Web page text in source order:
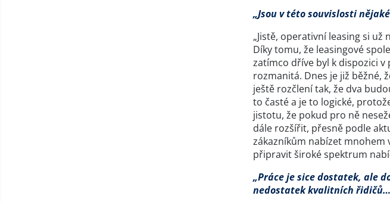
„Jsou v této souvislosti
„Jistě, operativní leasing si
Díky tomu, že leasingové
zatímco dříve byl k dispozici
rozmanitá. Dnes je již běžné,
ještě rozčlení tak, že dva
to časté a je to logické,
jistotu, že pokud pro ně
dále rozšířit, přesně podle
zákazníkům nabízet mnohem
připravit široké spektrum
„Práce je sice dostatek, ale
nedostatek kvalitních